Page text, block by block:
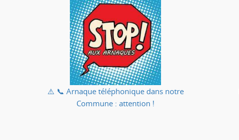
⚠️ 📞 Arnaque téléphonique dans notre
Commune : attention !